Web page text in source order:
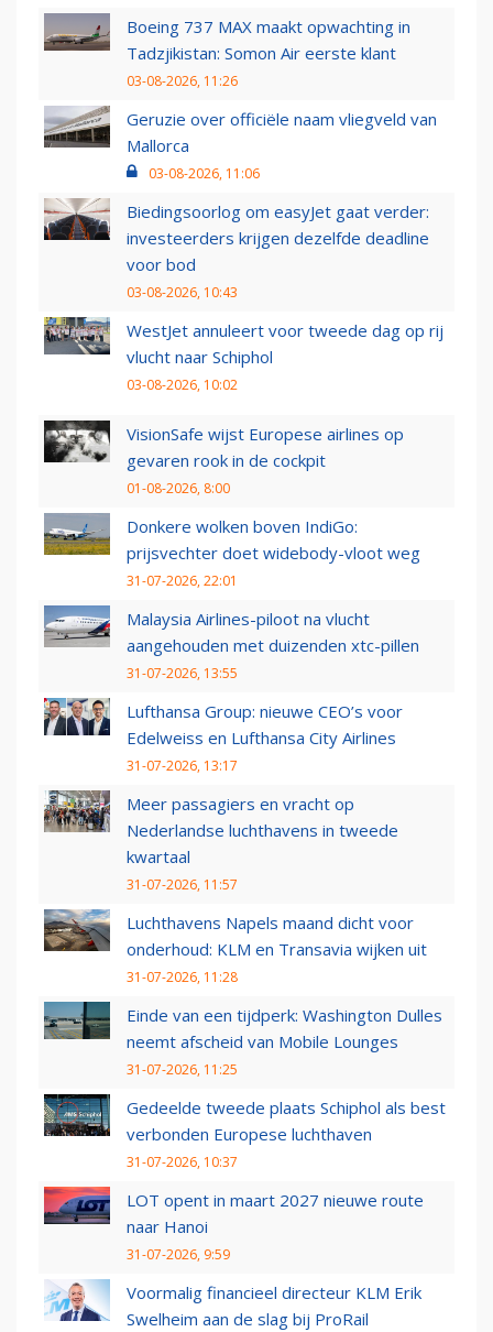
Boeing 737 MAX maakt opwachting in
Tadzjikistan: Somon Air eerste klant
03-08-2026, 11:26
Geruzie over officiële naam vliegveld van
Mallorca
03-08-2026, 11:06
Biedingsoorlog om easyJet gaat verder:
investeerders krijgen dezelfde deadline
voor bod
03-08-2026, 10:43
WestJet annuleert voor tweede dag op rij
vlucht naar Schiphol
03-08-2026, 10:02
VisionSafe wijst Europese airlines op
gevaren rook in de cockpit
01-08-2026, 8:00
Donkere wolken boven IndiGo:
prijsvechter doet widebody-vloot weg
31-07-2026, 22:01
Malaysia Airlines-piloot na vlucht
aangehouden met duizenden xtc-pillen
31-07-2026, 13:55
Lufthansa Group: nieuwe CEO’s voor
Edelweiss en Lufthansa City Airlines
31-07-2026, 13:17
Meer passagiers en vracht op
Nederlandse luchthavens in tweede
kwartaal
31-07-2026, 11:57
Luchthavens Napels maand dicht voor
onderhoud: KLM en Transavia wijken uit
31-07-2026, 11:28
Einde van een tijdperk: Washington Dulles
neemt afscheid van Mobile Lounges
31-07-2026, 11:25
Gedeelde tweede plaats Schiphol als best
verbonden Europese luchthaven
31-07-2026, 10:37
LOT opent in maart 2027 nieuwe route
naar Hanoi
31-07-2026, 9:59
Voormalig financieel directeur KLM Erik
Swelheim aan de slag bij ProRail